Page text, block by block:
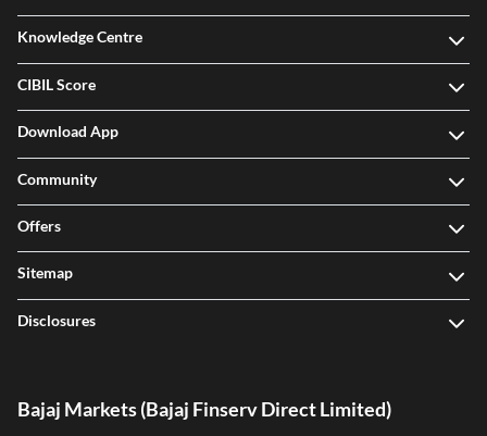
Knowledge Centre
CIBIL Score
Download App
Community
Offers
Sitemap
Disclosures
Bajaj Markets (Bajaj Finserv Direct Limited)